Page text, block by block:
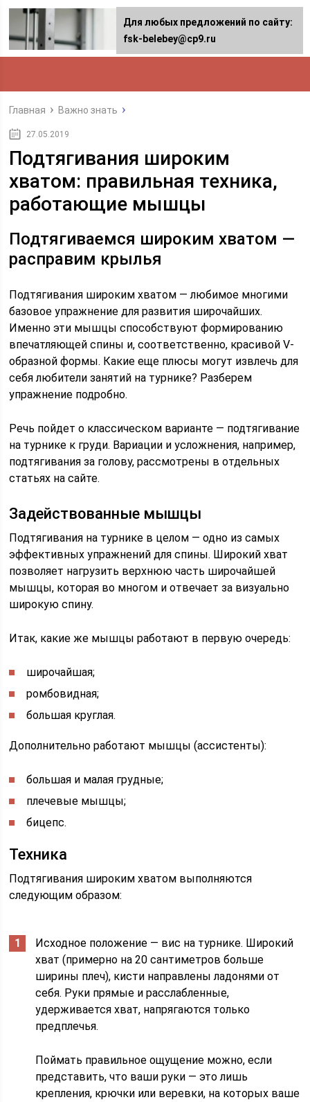
Главная Важно знать
27.05.2019
Подтягивания широким
хватом: правильная техника,
работающие мышцы
Подтягиваемся широким хватом —
расправим крылья
Подтягивания широким хватом — любимое многими
базовое упражнение для развития широчайших.
Именно эти мышцы способствуют формированию
впечатляющей спины и, соответственно, красивой V-
образной формы. Какие еще плюсы могут извлечь для
себя любители занятий на турнике? Разберем
упражнение подробно.
Речь пойдет о классическом варианте — подтягивание
на турнике к груди. Вариации и усложнения, например,
подтягивания за голову, рассмотрены в отдельных
статьях на сайте.
Задействованные мышцы
Подтягивания на турнике в целом — одно из самых
эффективных упражнений для спины. Широкий хват
позволяет нагрузить верхнюю часть широчайшей
мышцы, которая во многом и отвечает за визуально
широкую спину.
Итак, какие же мышцы работают в первую очередь:
широчайшая;
ромбовидная;
большая круглая.
Дополнительно работают мышцы (ассистенты):
большая и малая грудные;
плечевые мышцы;
бицепс.
Техника
Подтягивания широким хватом выполняются
следующим образом:
Исходное положение — вис на турнике. Широкий
хват (примерно на 20 сантиметров больше
ширины плеч), кисти направлены ладонями от
себя. Руки прямые и расслабленные,
удерживается хват, напрягаются только
предплечья.
Поймать правильное ощущение можно, если
представить, что ваши руки — это лишь
крепления, крючки или веревки, на которых ваше
Для любых предложений по сайту:
fsk-belebey@cp9.ru